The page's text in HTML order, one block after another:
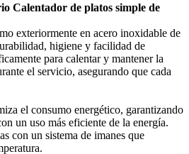
Calentador de platos simple de
exteriormente en acero inoxidable de
higiene y facilidad de
para calentar y mantener la
el servicio, asegurando que cada
el consumo energético, garantizando
un uso más eficiente de la energía.
con un sistema de imanes que